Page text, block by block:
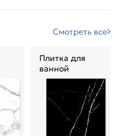
Смотреть все
Плитка для
ванной